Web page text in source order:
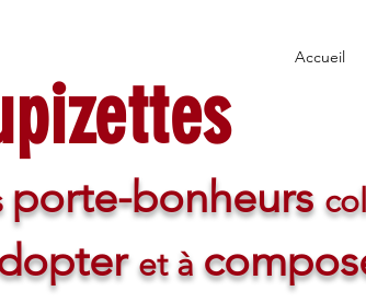
Accueil
porte-bonheurs
et à